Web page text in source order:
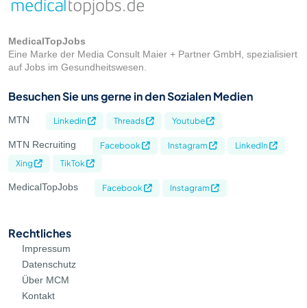
MedicalTopJobs
Eine Marke der Media Consult Maier + Partner GmbH, spezialisiert
auf Jobs im Gesundheitswesen.
Besuchen Sie uns gerne in den Sozialen Medien
MTN Linkedin Threads Youtube
MTN Recruiting Facebook Instagram
LinkedIn
Xing
TikTok
MedicalTopJobs Facebook Instagram
Rechtliches
Impressum
Datenschutz
Über MCM
Kontakt